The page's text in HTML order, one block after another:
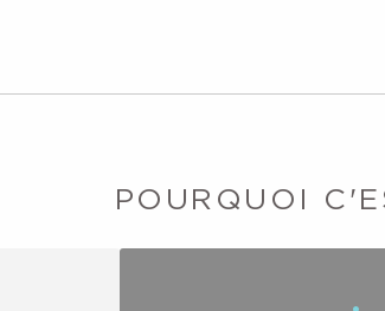
POURQUOI